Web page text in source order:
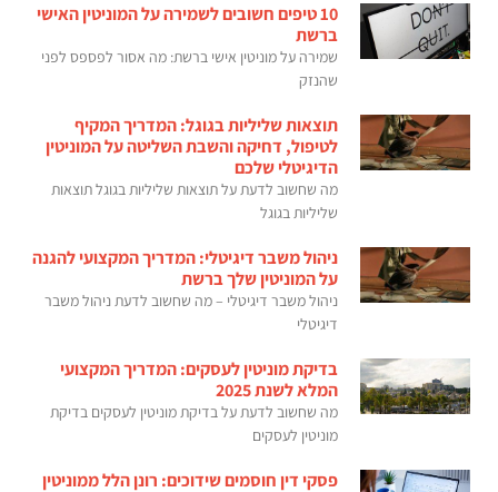
10 טיפים חשובים לשמירה על המוניטין האישי
ברשת
שמירה על מוניטין אישי ברשת: מה אסור לפספס לפני
שהנזק
תוצאות שליליות בגוגל: המדריך המקיף
לטיפול, דחיקה והשבת השליטה על המוניטין
הדיגיטלי שלכם
מה שחשוב לדעת על תוצאות שליליות בגוגל תוצאות
שליליות בגוגל
ניהול משבר דיגיטלי: המדריך המקצועי להגנה
על המוניטין שלך ברשת
ניהול משבר דיגיטלי – מה שחשוב לדעת ניהול משבר
דיגיטלי
בדיקת מוניטין לעסקים: המדריך המקצועי
המלא לשנת 2025
מה שחשוב לדעת על בדיקת מוניטין לעסקים בדיקת
מוניטין לעסקים
פסקי דין חוסמים שידוכים: רונן הלל ממוניטין